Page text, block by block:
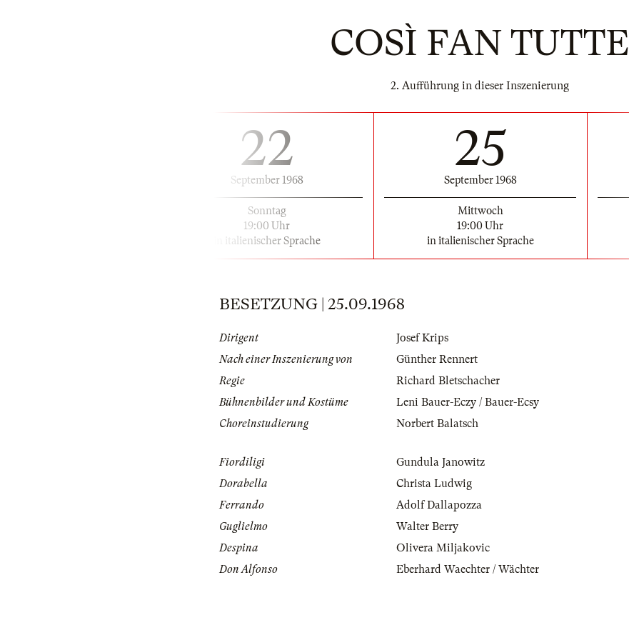
COSÌ FAN TUTTE
2. Aufführung in dieser Inszenierung
22
September 1968
Sonntag
19:00 Uhr
in italienischer Sprache
25
September 1968
Mittwoch
19:00 Uhr
in italienischer Sprache
BESETZUNG | 25.09.1968
Dirigent
Josef Krips
Nach einer Inszenierung von
Günther Rennert
Regie
Richard Bletschacher
Bühnenbilder und Kostüme
Leni Bauer-Eczy / Bauer-Ecsy
Choreinstudierung
Norbert Balatsch
Fiordiligi
Gundula Janowitz
Dorabella
Christa Ludwig
Ferrando
Adolf Dallapozza
Guglielmo
Walter Berry
Despina
Olivera Miljakovic
Don Alfonso
Eberhard Waechter / Wächter